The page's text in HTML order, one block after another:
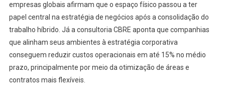
empresas globais afirmam que o espaço físico passou a ter
papel central na estratégia de negócios após a consolidação do
trabalho híbrido. Já a consultoria CBRE aponta que companhias
que alinham seus ambientes à estratégia corporativa
conseguem reduzir custos operacionais em até 15% no médio
prazo, principalmente por meio da otimização de áreas e
contratos mais flexíveis.